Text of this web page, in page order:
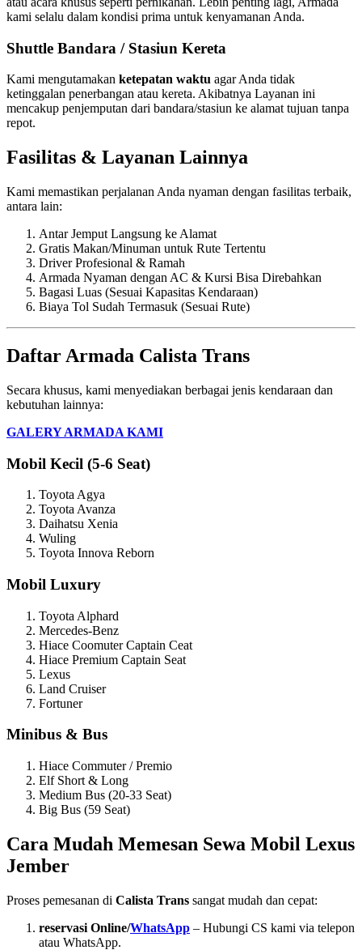
kami selalu dalam kondisi prima untuk kenyamanan Anda.
Shuttle Bandara / Stasiun Kereta
Kami mengutamakan ketepatan waktu agar Anda tidak
ketinggalan penerbangan atau kereta. Akibatnya Layanan ini
mencakup penjemputan dari bandara/stasiun ke alamat tujuan tanpa
repot.
Fasilitas & Layanan Lainnya
Kami memastikan perjalanan Anda nyaman dengan fasilitas terbaik,
antara lain:
Antar Jemput Langsung ke Alamat
Gratis Makan/Minuman untuk Rute Tertentu
Driver Profesional & Ramah
Armada Nyaman dengan AC & Kursi Bisa Direbahkan
Bagasi Luas (Sesuai Kapasitas Kendaraan)
Biaya Tol Sudah Termasuk (Sesuai Rute)
Daftar Armada Calista Trans
Secara khusus, kami menyediakan berbagai jenis kendaraan dan
kebutuhan lainnya:
GALERY ARMADA KAMI
Mobil Kecil (5-6 Seat)
Toyota Agya
Toyota Avanza
Daihatsu Xenia
Wuling
Toyota Innova Reborn
Mobil Luxury
Toyota Alphard
Mercedes-Benz
Hiace Coomuter Captain Ceat
Hiace Premium Captain Seat
Lexus
Land Cruiser
Fortuner
Minibus & Bus
Hiace Commuter / Premio
Elf Short & Long
Medium Bus (20-33 Seat)
Big Bus (59 Seat)
Cara Mudah Memesan Sewa Mobil Lexus
Jember
Proses pemesanan di Calista Trans sangat mudah dan cepat:
reservasi Online/WhatsApp – Hubungi CS kami via telepon
atau WhatsApp.